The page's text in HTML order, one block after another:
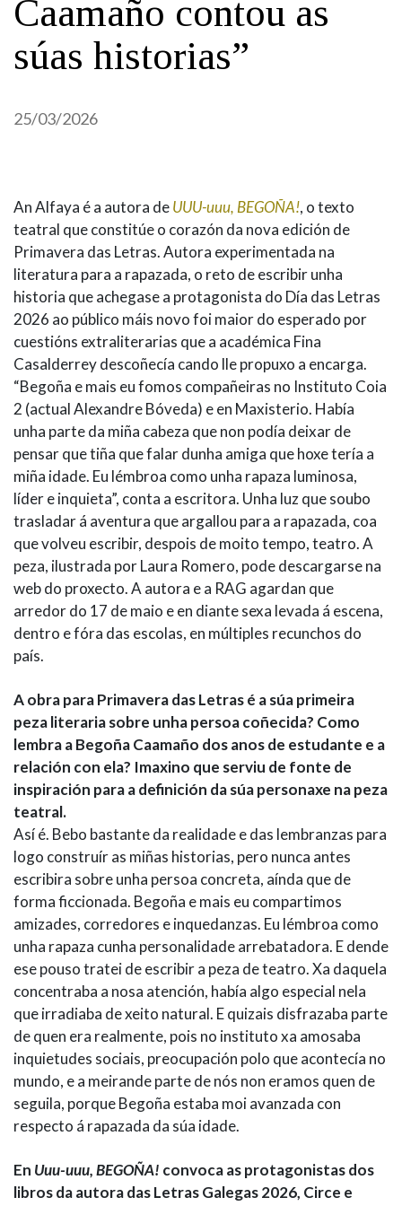
IDENTIDADE CORPORATIVA
CASA-MUSEO EMILIA PARDO
FIGURAS HOMENAXEADAS
HISTORIA
Facebook
TwitterYoutubeInstagram
Bluesky
Caamaño contou as
súas historias”
25/03/2026
An Alfaya é a autora deUUU-uuu, BEGOÑA!, o texto
teatral que constitúe o corazón da nova edición de
Primavera das Letras. Autora experimentada na
literatura para a rapazada, o reto de escribir unha
historia que achegase a protagonista do Día das Letras
2026 ao público máis novo foi maior do esperado por
cuestións extraliterarias que a académica Fina
Casalderrey descoñecía cando lle propuxo a encarga.
“Begoña e mais eu fomos compañeiras no Instituto Coia
2 (actual Alexandre Bóveda) e en Maxisterio. Había
unha parte da miña cabeza que non podía deixar de
pensar que tiña que falar dunha amiga que hoxe tería a
miña idade. Eu lémbroa como unha rapaza luminosa,
líder e inquieta”, conta a escritora. Unha luz que soubo
trasladar á aventura que argallou para a rapazada, coa
que volveu escribir, despois de moito tempo, teatro. A
peza, ilustrada por Laura Romero, pode descargarse na
web do proxecto. A autora e a RAG agardan que
arredor do 17 de maio e en diante sexa levada á escena,
dentro e fóra das escolas, en múltiples recunchos do
país.
A obra para Primavera das Letras é a súa primeira
peza literaria sobre unha persoa coñecida? Como
lembra a Begoña Caamaño dos anos de estudante e a
relación con ela? Imaxino que serviu de fonte de
inspiración para a definición da súa personaxe na peza
teatral.
Así é. Bebo bastante da realidade e das lembranzas para
logo construír as miñas historias, pero nunca antes
escribira sobre unha persoa concreta, aínda que de
forma ficcionada. Begoña e mais eu compartimos
amizades, corredores e inquedanzas. Eu lémbroa como
unha rapaza cunha personalidade arrebatadora. E dende
ese pouso tratei de escribir a peza de teatro. Xa daquela
concentraba a nosa atención, había algo especial nela
que irradiaba de xeito natural. E quizais disfrazaba parte
de quen era realmente, pois no instituto xa amosaba
inquietudes sociais, preocupación polo que acontecía no
mundo, e a meirande parte de nós non eramos quen de
seguila, porque Begoña estaba moi avanzada con
respecto á rapazada da súa idade.
En Uuu-uuu, BEGOÑA! convoca as protagonistas dos
libros da autora das Letras Galegas 2026, Circe e